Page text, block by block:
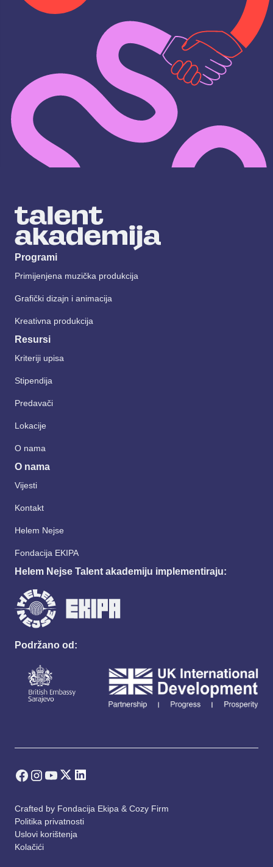
Programi
Primijenjena muzička produkcija
Grafički dizajn i animacija
Kreativna produkcija
Resursi
Kriteriji upisa
Stipendija
Predavači
Lokacije
O nama
O nama
Vijesti
Kontakt
Helem Nejse
Fondacija EKIPA
Helem Nejse Talent akademiju implementiraju:
Podržano od:
Crafted by Fondacija Ekipa & Cozy Firm
Politika privatnosti
Uslovi korištenja
Kolačići